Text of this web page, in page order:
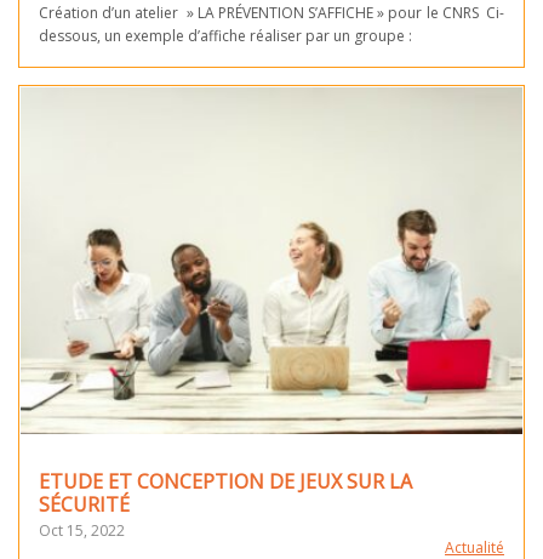
Création d’un atelier » LA PRÉVENTION S’AFFICHE » pour le CNRS Ci-
dessous, un exemple d’affiche réaliser par un groupe :
ETUDE ET CONCEPTION DE JEUX SUR LA
SÉCURITÉ
Oct 15, 2022
Actualité